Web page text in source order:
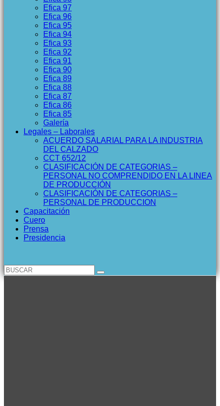
Efica 97
Efica 96
Efica 95
Efica 94
Efica 93
Efica 92
Efica 91
Efica 90
Efica 89
Efica 88
Efica 87
Efica 86
Efica 85
Galería
Legales – Laborales
ACUERDO SALARIAL PARA LA INDUSTRIA
DEL CALZADO
CCT 652/12
CLASIFICACIÓN DE CATEGORIAS –
PERSONAL NO COMPRENDIDO EN LA LINEA
DE PRODUCCIÓN
CLASIFICACIÓN DE CATEGORIAS –
PERSONAL DE PRODUCCION
Capacitación
Cuero
Prensa
Presidencia